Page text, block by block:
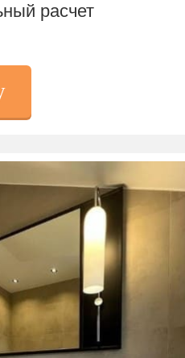
расчет